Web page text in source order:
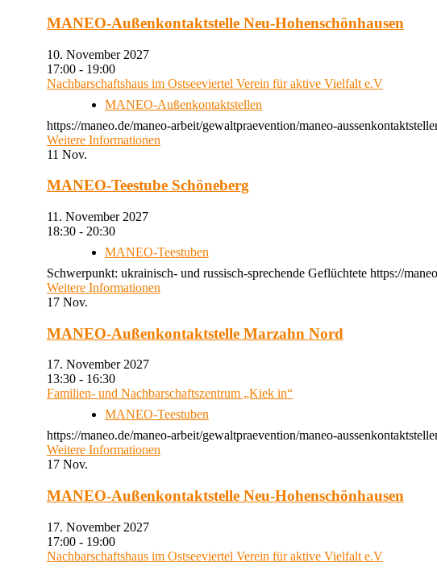
MANEO-Außenkontaktstelle Neu-Hohenschönhausen
10. November 2027
17:00 - 19:00
Nachbarschaftshaus im Ostseeviertel Verein für aktive Vielfalt e.V
MANEO-Außenkontaktstellen
https://maneo.de/maneo-arbeit/gewaltpraevention/maneo-
Weitere Informationen
11 Nov.
MANEO-Teestube Schöneberg
11. November 2027
18:30 - 20:30
MANEO-Teestuben
Schwerpunkt: ukrainisch- und russisch-sprechende Geflüchtete https://
Weitere Informationen
17 Nov.
MANEO-Außenkontaktstelle Marzahn Nord
17. November 2027
13:30 - 16:30
Familien- und Nachbarschaftszentrum „Kiek in“
MANEO-Teestuben
https://maneo.de/maneo-arbeit/gewaltpraevention/maneo-
Weitere Informationen
17 Nov.
MANEO-Außenkontaktstelle Neu-Hohenschönhausen
17. November 2027
17:00 - 19:00
Nachbarschaftshaus im Ostseeviertel Verein für aktive Vielfalt e.V